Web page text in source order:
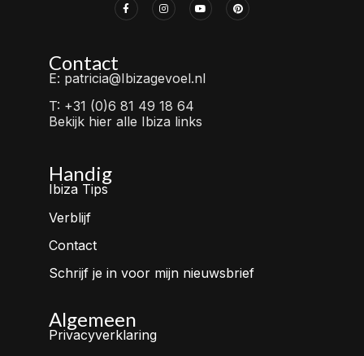
Contact
E: patricia@Ibizagevoel.nl
T: +31 (0)6 81 49 18 64
Bekijk hier alle Ibiza links
Handig
Ibiza Tips
Verblijf
Contact
Schrijf je in voor mijn nieuwsbrief
Algemeen
Privacyverklaring